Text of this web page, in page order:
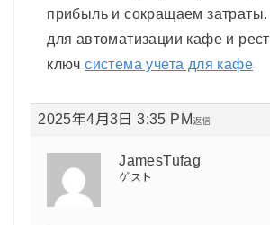
прибыль и сокращаем
для автоматизации кафе и
ключсистема учета для кафе
2025年4月3日 3:35 PM返信
JamesTufag
ゲスト